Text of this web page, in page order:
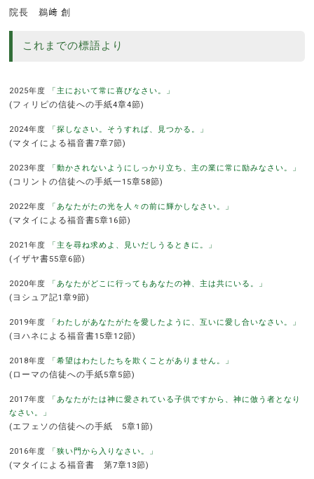
院長 鵜﨑 創
これまでの標語より
2025年度 「主において常に喜びなさい。」
(フィリピの信徒への手紙4章4節)
2024年度 「探しなさい。そうすれば、見つかる。」
(マタイによる福音書7章7節)
2023年度 「動かされないようにしっかり立ち、主の業に常に励みなさい。」
(コリントの信徒への手紙一15章58節)
2022年度 「あなたがたの光を人々の前に輝かしなさい。」
(マタイによる福音書5章16節)
2021年度 「主を尋ね求めよ、見いだしうるときに。」
(イザヤ書55章6節)
2020年度 「あなたがどこに行ってもあなたの神、主は共にいる。」
(ヨシュア記1章9節)
2019年度 「わたしがあなたがたを愛したように、互いに愛し合いなさい。」
(ヨハネによる福音書15章12節)
2018年度 「希望はわたしたちを欺くことがありません。」
(ローマの信徒への手紙5章5節)
2017年度
「あなたがたは神に愛されている子供ですから、神に倣う者となり
なさい。」
(エフェソの信徒への手紙 5章1節)
2016年度 「狭い門から入りなさい。」
(マタイによる福音書 第7章13節)